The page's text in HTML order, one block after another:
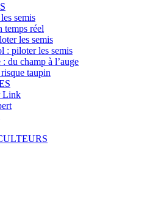
semis
temps réel
les semis
: piloter les semis
du champ à l’auge
taupin
Link